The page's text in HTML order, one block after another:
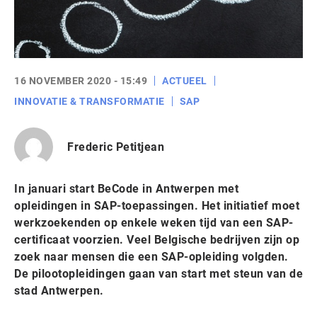
16 NOVEMBER 2020 - 15:49
ACTUEEL
INNOVATIE & TRANSFORMATIE
SAP
Frederic Petitjean
In januari start BeCode in Antwerpen met
opleidingen in SAP-toepassingen. Het initiatief moet
werkzoekenden op enkele weken tijd van een SAP-
certificaat voorzien. Veel Belgische bedrijven zijn op
zoek naar mensen die een SAP-opleiding volgden.
De pilootopleidingen gaan van start met steun van de
stad Antwerpen.